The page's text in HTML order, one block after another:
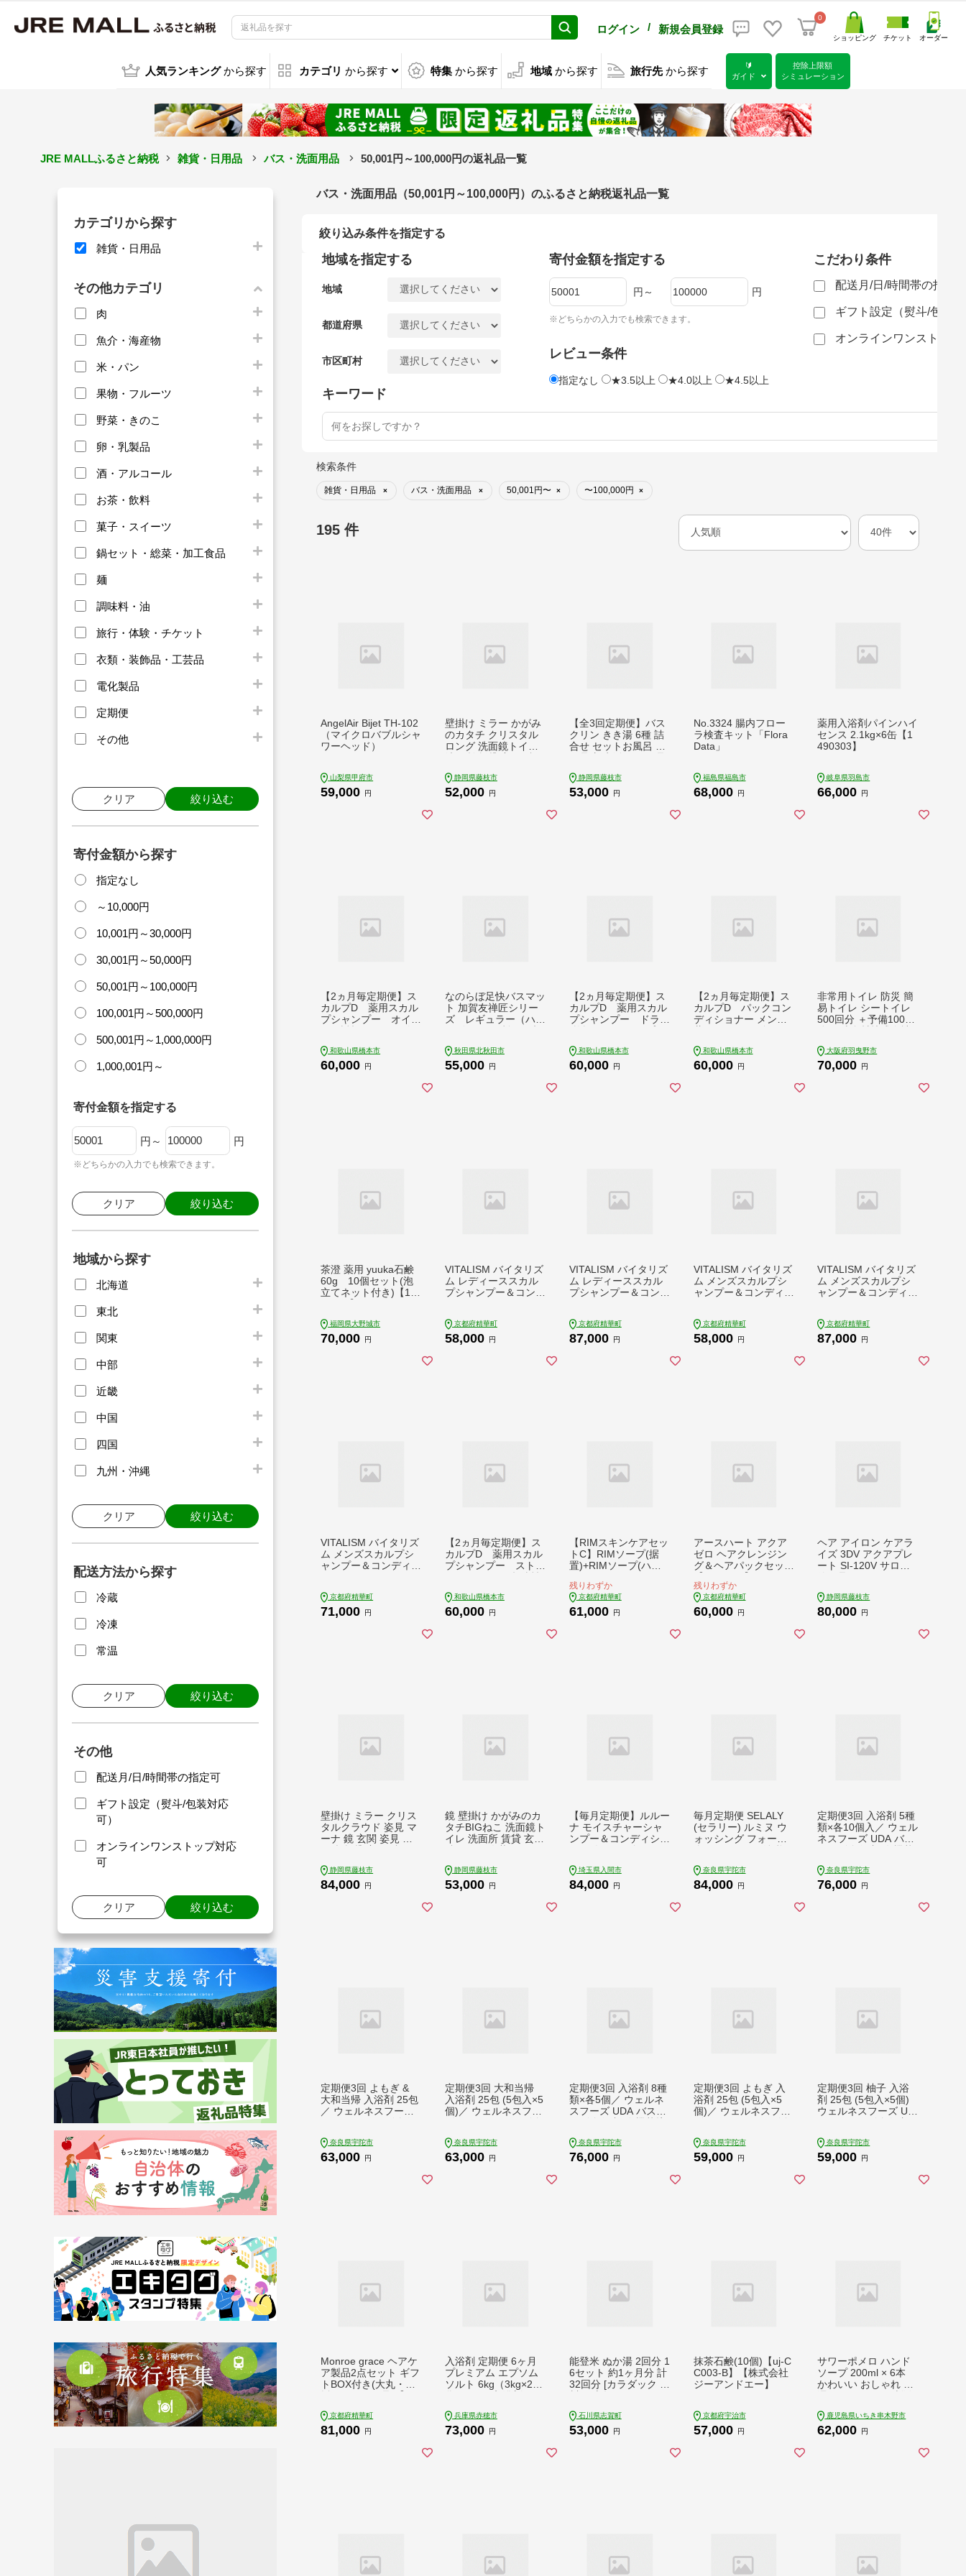
ログイン / 新規会員登録
0
ショッピング チケット オーダー
人気ランキング から探す カテゴリ から探す 特集 から探す 地域 から探す 旅行先 から探す
🔰
ガイド
控除上限額
シミュレーション
JRE MALLふるさと納税 雑貨・日用品 バス・洗面用品 50,001円～100,000円の返礼品一覧
カテゴリから探す
雑貨・日用品
その他カテゴリ
肉
魚介・海産物
米・パン
果物・フルーツ
野菜・きのこ
卵・乳製品
酒・アルコール
お茶・飲料
菓子・スイーツ
鍋セット・総菜・加工食品
麺
調味料・油
旅行・体験・チケット
衣類・装飾品・工芸品
電化製品
定期便
その他
クリア 絞り込む
寄付金額から探す
指定なし
～10,000円
10,001円～30,000円
30,001円～50,000円
50,001円～100,000円
100,001円～500,000円
500,001円～1,000,000円
1,000,001円～
寄付金額を指定する
円～ 円
※どちらかの入力でも検索できます。
クリア 絞り込む
地域から探す
北海道
東北
関東
中部
近畿
中国
四国
九州・沖縄
クリア 絞り込む
配送方法から探す
冷蔵
冷凍
常温
クリア 絞り込む
その他
配送月/日/時間帯の指定可
ギフト設定（熨斗/包装対応
可）
オンラインワンストップ対応
可
クリア 絞り込む
バス・洗面用品（50,001円～100,000円）のふるさと納税返礼品一覧
絞り込み条件を指定する
地域を指定する
地域
都道府県
市区町村
寄付金額を指定する
円～ 円
※どちらかの入力でも検索できます。
レビュー条件
指定なし ★3.5以上 ★4.0以上 ★4.5以上
こだわり条件
配送月/日/時間帯の指定
ギフト設定（熨斗/包装
オンラインワンストップ
キーワード
検索条件
雑貨・日用品 × バス・洗面用品 × 50,001円〜 × 〜100,000円 ×
195 件
AngelAir Bijet TH-102
（マイクロバブルシャ
ワーヘッド）
山梨県甲府市
59,000 円
壁掛け ミラー かがみ
のカタチ クリスタル
ロング 洗面鏡トイレ
レーム 北欧 メイク 化
粧 DIY シンプル 韓国
静岡県藤枝市
52,000 円
【全3回定期便】バス
クリン きき湯 6種 詰
合せ セットお風呂 日
贈り物 静岡県 藤枝市
医薬部外品 PT0123-3
静岡県藤枝市
53,000 円
No.3324 腸内フロー
ラ検査キット「Flora
Data」
福島県福島市
68,000 円
薬用入浴剤パインハイ
センス 2.1kg×6缶【1
490303】
岐阜県羽島市
66,000 円
【2ヵ月毎定期便】ス
カルプD 薬用スカル
プシャンプー オイリ
92032】
和歌山県橋本市
60,000 円
なのらぼ足快バスマッ
ト 加賀友禅匠シリー
ズ レギュラー（ハナ
秋田県北秋田市
55,000 円
【2ヵ月毎定期便】ス
カルプD 薬用スカル
プシャンプー ドライ
1】和歌山県橋本市
60,000 円
【2ヵ月毎定期便】ス
カルプD パックコン
ディショナー メンズ
和歌山県橋本市
60,000 円
非常用トイレ 防災 簡
易トイレ シートイレ
500回分 ＋予備100回
定(土日祝除く)》 大阪
府 羽曳野市 非常用 ト
大阪府羽曳野市
70,000 円
茶澄 薬用 yuuka石鹸
60g 10個セット(泡
立てネット付き)【16
福岡県大野城市
70,000 円
VITALISM バイタリズ
ム レディーススカル
プシャンプー＆コンデ
京都府精華町
58,000 円
VITALISM バイタリズ
ム レディーススカル
プシャンプー＆コンデ
京都府精華町
87,000 円
VITALISM バイタリズ
ム メンズスカルプシ
ャンプー＆コンディシ
京都府精華町
58,000 円
VITALISM バイタリズ
ム メンズスカルプシ
ャンプー＆コンディシ
京都府精華町
87,000 円
VITALISM バイタリズ
ム メンズスカルプシ
ャンプー＆コンディシ
京都府精華町
71,000 円
【2ヵ月毎定期便】ス
カルプD 薬用スカル
プシャンプー ストロ
4】和歌山県橋本市
60,000 円
【RIMスキンケアセッ
トC】RIMソープ(据
置)+RIMソープ(ハン
【1564857】
残りわずか
京都府精華町
61,000 円
アースハート アクア
ゼロ ヘアクレンジン
グ＆ヘアパックセット
残りわずか
京都府精華町
60,000 円
ヘア アイロン ケアラ
イズ 3DV アクアプレ
ート SI-120V サロン
ゼント ギフト 家電 美
容家電 ヘアーアイロ
静岡県藤枝市
80,000 円
壁掛け ミラー クリス
タルクラウド 姿見 マ
ーナ 鏡 玄関 姿見 玄
ーム 北欧 メイク 化粧
DIY シンプル 韓国 イ
静岡県藤枝市
84,000 円
鏡 壁掛け かがみのカ
タチBIGねこ 洗面鏡ト
イレ 洗面所 賃貸 玄関
ク 化粧 DIY シンプル
韓国 インテリア 変形
静岡県藤枝市
53,000 円
【毎月定期便】ルルー
ナ モイスチャーシャ
ンプー＆コンディショ
埼玉県入間市
84,000 円
毎月定期便 SELALY
(セラリー) ルミヌ ウ
ォッシング フォーム
和当帰 天然精油 保湿
コスメ 漢方 洗顔 ハー
奈良県宇陀市
84,000 円
定期便3回 入浴剤 5種
類×各10個入／ ウェル
ネスフーズ UDA バス
復 薬草 ハーブ 大和当
帰葉 よもぎ ゆず セイ
奈良県宇陀市
76,000 円
定期便3回 よもぎ &
大和当帰 入浴剤 25包
／ ウェルネスフーズ
ス ストレス解消 ボデ
ィケア 肌荒れ改善 疲
奈良県宇陀市
63,000 円
定期便3回 大和当帰
入浴剤 25包 (5包入×5
個)／ ウェルネスフー
クス ストレス解消 ボ
ディケア 肌荒れ改善
奈良県宇陀市
63,000 円
定期便3回 入浴剤 8種
類×各5個／ ウェルネ
スフーズ UDA バスグ
大和当帰葉 よもぎ ゆ
ず セイタカアワダチ
奈良県宇陀市
76,000 円
定期便3回 よもぎ 入
浴剤 25包 (5包入×5
個)／ ウェルネスフー
クス ストレス解消 ボ
ディケア 肌荒れ改善
奈良県宇陀市
59,000 円
定期便3回 柚子 入浴
剤 25包 (5包入×5個)
ウェルネスフーズ UD
ストレス解消 ボディ
ケア 肌荒れ改善 疲労
奈良県宇陀市
59,000 円
Monroe grace ヘアケ
ア製品2点セット ギフ
トBOX付き(大丸・松
京都府精華町
81,000 円
入浴剤 定期便 6ヶ月
プレミアム エプソム
ソルト 6kg（3kg×2
兵庫県赤穂市
73,000 円
能登米 ぬか湯 2回分 1
6セット 約1ヶ月分 計
32回分 [カラダック 石
風呂 バス 無添加 合成
香料 防腐剤 着色料 不
石川県志賀町
53,000 円
抹茶石鹸(10個)【uj-C
C003-B】【株式会社
ジーアンドエー】
京都府宇治市
57,000 円
サワーポメロ ハンド
ソープ 200ml × 6本
かわいい おしゃれ 保
DGs ギフトにもおす
すめ【00-090-24】
鹿児島県いちき串木野市
62,000 円